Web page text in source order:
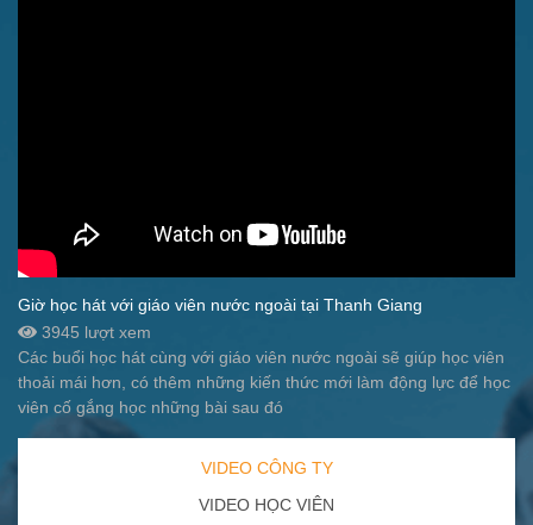
Giờ học hát với giáo viên nước ngoài tại Thanh Giang
3945 lượt xem
Các buổi học hát cùng với giáo viên nước ngoài sẽ giúp học viên
thoải mái hơn, có thêm những kiến thức mới làm động lực để học
viên cố gắng học những bài sau đó
VIDEO CÔNG TY
VIDEO HỌC VIÊN